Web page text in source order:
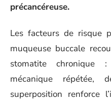
précancéreuse.
Les facteurs de risque
muqueuse buccale
stomatite chronique
mécanique répétée,
superposition renforce